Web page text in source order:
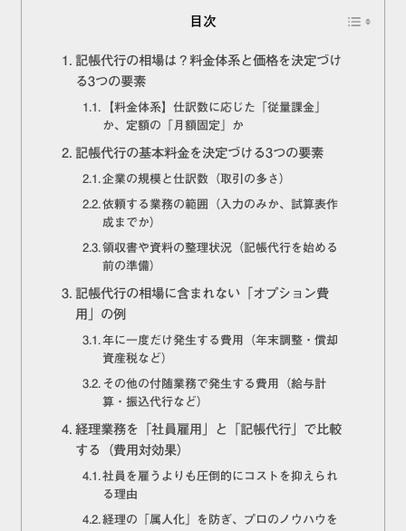
目次
記帳代行の相場は？料金体系と価格を決定づけ
る3つの要素
【料金体系】仕訳数に応じた「従量課金」
か、定額の「月額固定」か
記帳代行の基本料金を決定づける3つの要素
企業の規模と仕訳数（取引の多さ）
依頼する業務の範囲（入力のみか、試算表作
成までか）
領収書や資料の整理状況（記帳代行を始める
前の準備）
記帳代行の相場に含まれない「オプション費
用」の例
年に一度だけ発生する費用（年末調整・償却
資産税など）
その他の付随業務で発生する費用（給与計
算・振込代行など）
経理業務を「社員雇用」と「記帳代行」で比較
する（費用対効果）
社員を雇うよりも圧倒的にコストを抑えられ
る理由
経理の「属人化」を防ぎ、プロのノウハウを